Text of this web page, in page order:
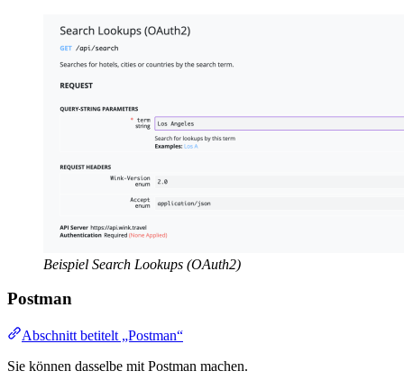
Beispiel Search Lookups (OAuth2)
Postman
Abschnitt betitelt „Postman“
Sie können dasselbe mit Postman machen.